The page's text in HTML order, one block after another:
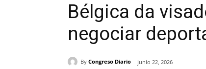
Bélgica da
negociar
By Congreso Diario junio 22, 2026